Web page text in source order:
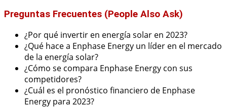
Preguntas Frecuentes (People Also Ask)
¿Por qué invertir en energía solar en 2023?
¿Qué hace a Enphase Energy un líder en el mercado
de la energía solar?
¿Cómo se compara Enphase Energy con sus
competidores?
¿Cuál es el pronóstico financiero de Enphase
Energy para 2023?